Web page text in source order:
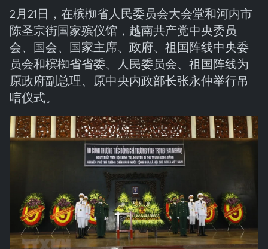
2月21日，在槟椥省人民委员会大会堂和河内市
陈圣宗街国家殡仪馆，越南共产党中央委员
会、国会、国家主席、政府、祖国阵线中央委
员会和槟椥省省委、人民委员会、祖国阵线为
原政府副总理、原中央内政部长张永仲举行吊
唁仪式。